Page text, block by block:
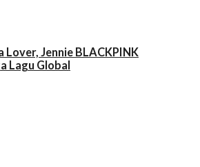
Lover, Jennie BLACKPINK
Lagu Global